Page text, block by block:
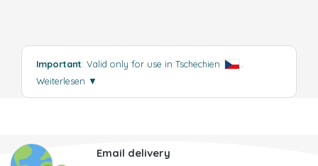
Important: Valid only for use in Tschechien
Weiterlesen ▼
Email delivery